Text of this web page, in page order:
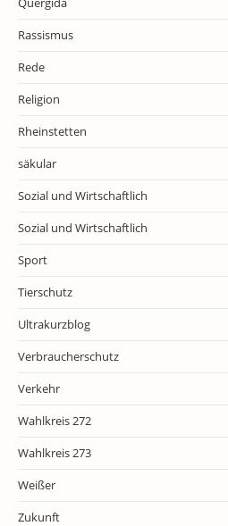
Rassismus
Rede
Religion
Rheinstetten
säkular
Sozial und Wirtschaftlich
Sozial und Wirtschaftlich
Sport
Tierschutz
Ultrakurzblog
Verbraucherschutz
Verkehr
Wahlkreis 272
Wahlkreis 273
Weißer
Zukunft